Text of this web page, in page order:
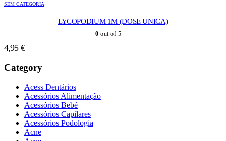
SEM CATEGORIA
LYCOPODIUM 1M (DOSE UNICA)
0 out of 5
4,95 €
Category
Acess Dentários
Acessórios Alimentação
Acessórios Bebé
Acessórios Capilares
Acessórios Podologia
Acne